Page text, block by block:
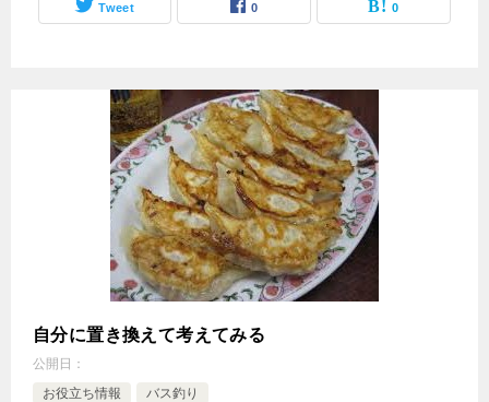
Tweet 0 0
自分に置き換えて考えてみる
公開日：
お役立ち情報
バス釣り